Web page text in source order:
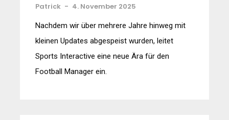
Patrick - 4. November 2025
Nachdem wir über mehrere Jahre hinweg mit
kleinen Updates abgespeist wurden, leitet
Sports Interactive eine neue Ära für den
Football Manager ein.